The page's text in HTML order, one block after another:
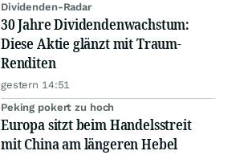
Dividenden-Radar
30 Jahre Dividendenwachstum:
Diese Aktie glänzt mit Traum-
Renditen
gestern 14:51
Peking pokert zu hoch
Europa sitzt beim Handelsstreit
mit China am längeren Hebel